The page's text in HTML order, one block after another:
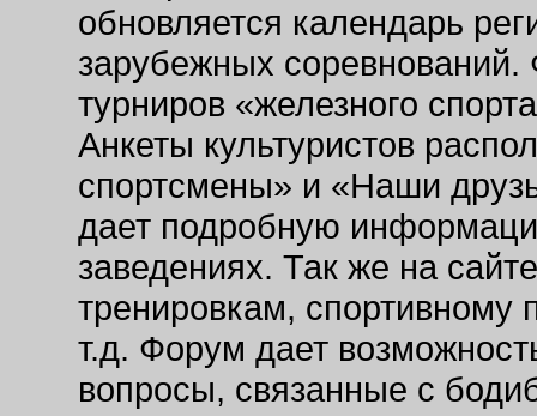
обновляется календарь
зарубежных соревнований.
турниров «железного
Анкеты культуристов
спортсмены» и «Наши
дает подробную
заведениях. Так же на
тренировкам, спортивному
т.д. Форум дает
вопросы, связанные с